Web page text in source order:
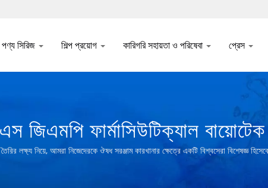
পণ্য সিরিজ শিল্প প্রয়োগ কারিগরি সহায়তা ও পরিষেবা প্রেস
জিএমপি ফার্মাসিউটিক্যাল
নিয়ে, আমরা নিজেদেরকে ঔষধ সরঞ্জাম কারখানার ক্ষেত্রে একটি বিশ্বসেরা বিশেষজ্ঞ